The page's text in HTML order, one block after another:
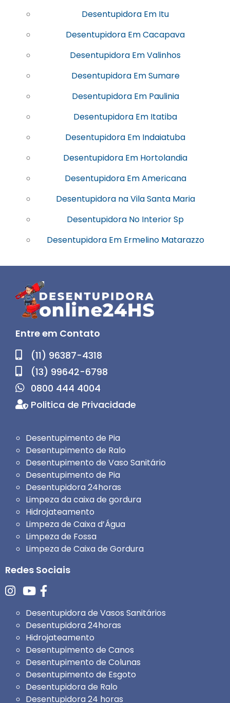
Desentupidora Em Itu
Desentupidora Em Cacapava
Desentupidora Em Valinhos
Desentupidora Em Sumare
Desentupidora Em Paulinia
Desentupidora Em Itatiba
Desentupidora Em Indaiatuba
Desentupidora Em Hortolandia
Desentupidora Em Americana
Desentupidora na Vila Santa Maria
Desentupidora No Interior Sp
Desentupidora Em Ermelino Matarazzo
Entre em Contato
(11) 96387-4318
(13) 99642-6798
0800 444 4004
Politica de Privacidade
Desentupimento de Pia
Desentupimento de Ralo
Desentupimento de Vaso Sanitário
Desentupimento de Pia
Desentupidora 24horas
Limpeza da caixa de gordura
Hidrojateamento
Limpeza de Caixa d’Água
Limpeza de Fossa
Limpeza de Caixa de Gordura
Redes Sociais
Desentupidora de Vasos Sanitários
Desentupidora 24horas
Hidrojateamento
Desentupimento de Canos
Desentupimento de Colunas
Desentupimento de Esgoto
Desentupidora de Ralo
Desentupidora 24 horas